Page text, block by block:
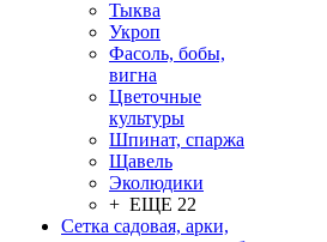
Тыква
Укроп
Фасоль, бобы,
вигна
Цветочные
культуры
Шпинат, спаржа
Щавель
Эколюдики
+ ЕЩЕ 22
Сетка садовая, арки,